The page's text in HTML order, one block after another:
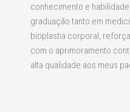
conhecimento e
graduação tanto em
bioplastia corporal,
com o aprimoramento
alta qualidade aos meus